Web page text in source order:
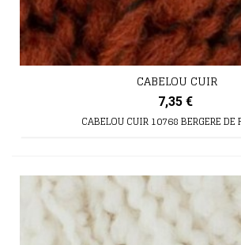
CABELOU CUIR
7,35 €
CABELOU CUIR 10768 BERGERE DE